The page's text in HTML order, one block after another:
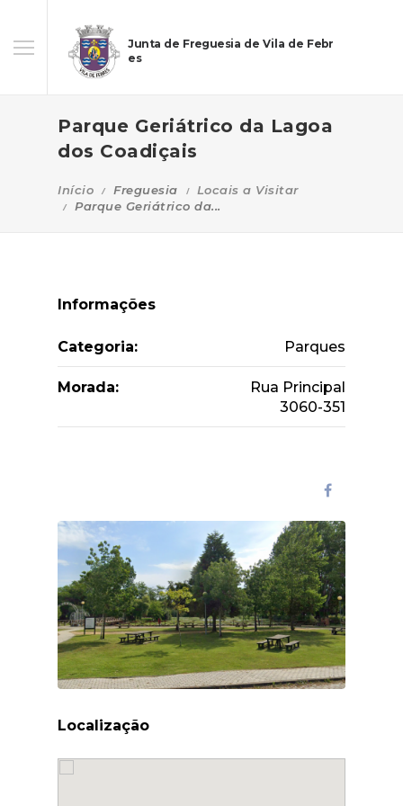
Junta de Freguesia de Vila de Febr
es
Parque Geriátrico da Lagoa
dos Coadiçais
Início Freguesia
Locais a Visitar
Parque Geriátrico da...
Informações
Categoria: Parques
Morada:
Rua Principal
3060-351
Localização